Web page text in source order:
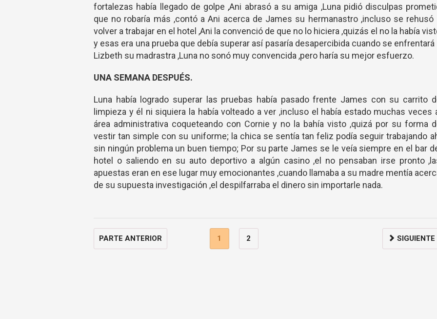
fortalezas había llegado de golpe ,Ani abrasó a su amiga ,Luna pidió disculpas
que no robaría más ,contó a Ani acerca de James su hermanastro ,incluso se rehusó
volver a trabajar en el hotel ,Ani la convenció de que no lo hiciera ,quizás el no la había
y esas era una prueba que debía superar así pasaría desapercibida cuando se enfrentará
Lizbeth su madrastra ,Luna no sonó muy convencida ,pero haría su mejor esfuerzo.
UNA SEMANA DESPUÉS.
Luna había logrado superar las pruebas había pasado frente James con su carrito
limpieza y él ni siquiera la había volteado a ver ,incluso el había estado muchas veces
área administrativa coqueteando con Cornie y no la bahía visto ,quizá por su forma
vestir tan simple con su uniforme; la chica se sentía tan feliz podía seguir trabajando
sin ningún problema un buen tiempo; Por su parte James se le veía siempre en el bar
hotel o saliendo en su auto deportivo a algún casino ,el no pensaban irse pronto
apuestas eran en ese lugar muy emocionantes ,cuando llamaba a su madre mentía
de su supuesta investigación ,el despilfarraba el dinero sin importarle nada.
PARTE ANTERIOR 1 2 SIGUIENTE